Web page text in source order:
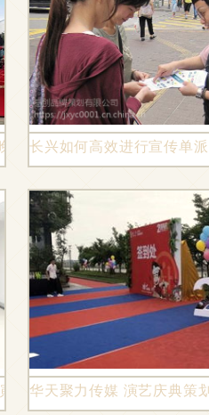
会的完美融合
长兴如何高效进行宣传单
出节目的实战指南
华天聚力传媒 演艺庆典策